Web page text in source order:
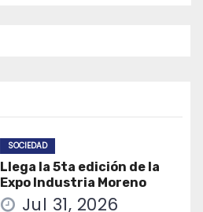
SOCIEDAD
Llega la 5ta edición de la
Expo Industria Moreno
Jul 31, 2026